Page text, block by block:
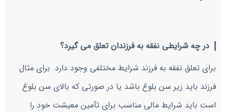
در چه شرایطی نفقه به فرزندان تعلق می گیرد؟
برای تعلق نفقه به فرزند شرایط مختلفی وجود دارد. برای مثال
فرزند باید زیر سن بلوغ باشد یا در صورتی که بالای سن بلوغ
است باید شرایط مالی مناسب برای تآمین معیشت خود را